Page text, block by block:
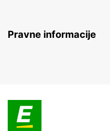
Pravne informacije